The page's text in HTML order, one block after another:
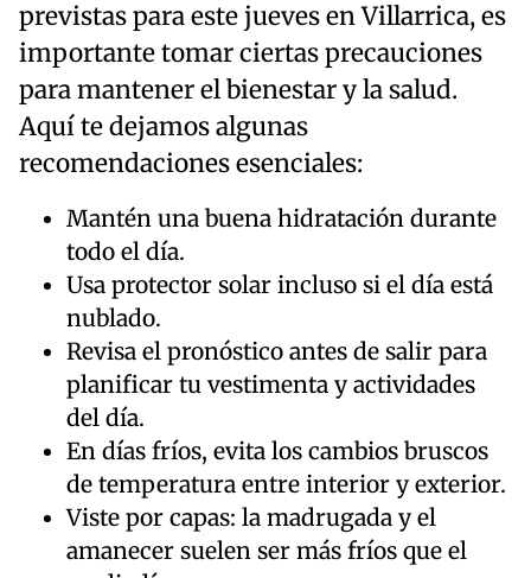
previstas para este jueves en Villarrica, es
importante tomar ciertas precauciones
para mantener el bienestar y la salud.
Aquí te dejamos algunas
recomendaciones esenciales:
Mantén una buena hidratación durante
todo el día.
Usa protector solar incluso si el día está
nublado.
Revisa el pronóstico antes de salir para
planificar tu vestimenta y actividades
del día.
En días fríos, evita los cambios bruscos
de temperatura entre interior y exterior.
Viste por capas: la madrugada y el
amanecer suelen ser más fríos que el